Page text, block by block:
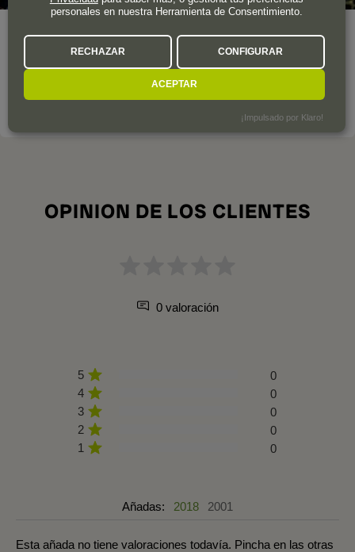
La finca de Château Figeac destaca por su terruño
excepcional y por su historia, estrechamente vinculada a
Saint-Émilion.
OPINION DE LOS CLIENTES
0 valoración
5
0
4
0
3
0
2
0
1
0
Añadas: 2018 2001
Esta añada no tiene valoraciones todavía. Pincha en las otras
personales en nuestra Herramienta de Consentimiento.
RECHAZAR CONFIGURAR
ACEPTAR
¡Impulsado por Klaro!